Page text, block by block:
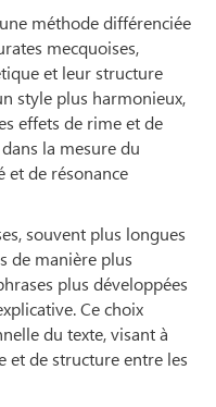
méthode différenciée
mecquoises,
et leur structure
style plus harmonieux,
effets de rime et de
la mesure du
et de résonance
souvent plus longues
de manière plus
plus développées
Ce choix
du texte, visant à
et de structure entre les